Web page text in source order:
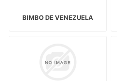
BIMBO DE VENEZUELA